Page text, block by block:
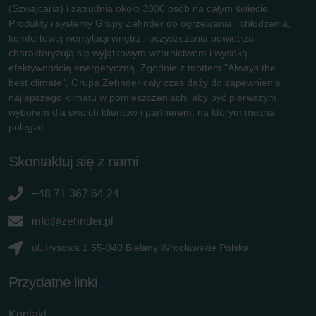
(Szwajcaria) i zatrudnia około 3300 osób na całym świecie.
Produkty i systemy Grupy Zehnder do ogrzewania i chłodzenia,
komfortowej wentylacji wnętrz i oczyszczania powietrza
charakteryzują się wyjątkowym wzornictwem i wysoką
efektywnością energetyczną. Zgodnie z mottem "Always the
best climate", Grupa Zehnder cały czas dąży do zapewnienia
najlepszego klimatu w pomieszczeniach, aby być pierwszym
wyborem dla swoich klientów i partnerem, na którym można
polegać.
Skontaktuj się z nami
+48 71 367 64 24
info@zehnder.pl
ul. Irysowa 1 55-040 Bielany Wrocławskie Polska
Przydatne linki